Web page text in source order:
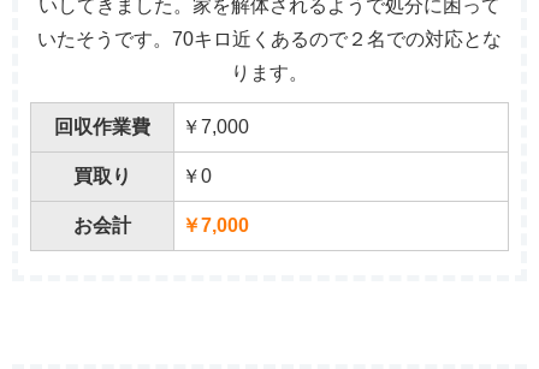
いしてきました。家を解体されるようで処分に困って
いたそうです。70キロ近くあるので２名での対応とな
ります。
回収作業費 ￥7,000
買取り ￥0
お会計 ￥7,000